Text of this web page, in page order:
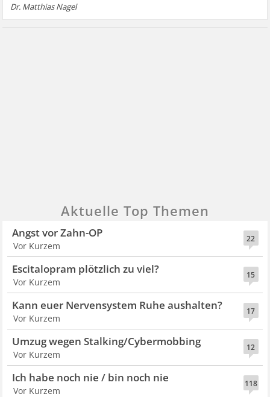
Dr. Matthias Nagel
Aktuelle Top Themen
22
Angst vor Zahn-OP
Vor Kurzem
15
Escitalopram plötzlich zu viel?
Vor Kurzem
17
Kann euer Nervensystem Ruhe aushalten?
Vor Kurzem
12
Umzug wegen Stalking/Cybermobbing
Vor Kurzem
118
Ich habe noch nie / bin noch nie
Vor Kurzem